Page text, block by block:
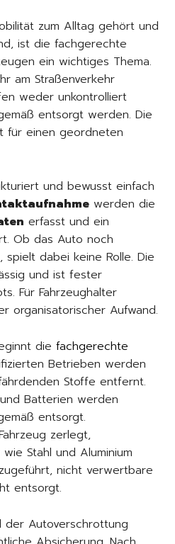
zum Alltag gehört und
ist die fachgerechte
ein wichtiges Thema.
am Straßenverkehr
weder unkontrolliert
entsorgt werden. Die
für einen geordneten
und bewusst einfach
werden die
erfasst und ein
Ob das Auto noch
dabei keine Rolle. Die
und ist fester
Für Fahrzeughalter
organisatorischer Aufwand.
die fachgerechte
Betrieben werden
Stoffe entfernt.
Batterien werden
entsorgt.
zerlegt,
Stahl und Aluminium
nicht verwertbare
entsorgt.
der Autoverschrottung